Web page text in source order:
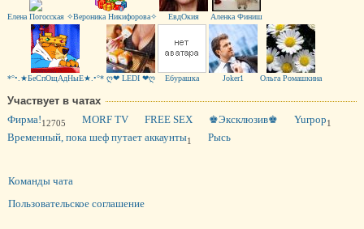
Елена Погосская ✧Вероника Никифорова✧ ЕвдОкия Аленка Финиш
*°•.★БеСпОщАдНыЕ★.•°* ღ❤ LEDI ❤ღ Eбурашка Joker1 Ольга Ромашкина
Участвует в чатах
Фирма!12705 MORF TV FREE SEX ♚Эксклюзив♚ Yurpop1
Временный, пока шеф путает аккаунты1 Рысь
Команды чата
Пользовательское соглашение